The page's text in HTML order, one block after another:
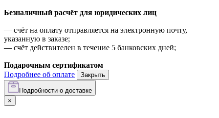
Безналичный расчёт для юридических лиц
— счёт на оплату отправляется на электронную почту,
указанную в заказе;
— счёт действителен в течение 5 банковских дней;
Подарочным сертификатом
Подробнее об оплате
Закрыть
Подробности о доставке
×